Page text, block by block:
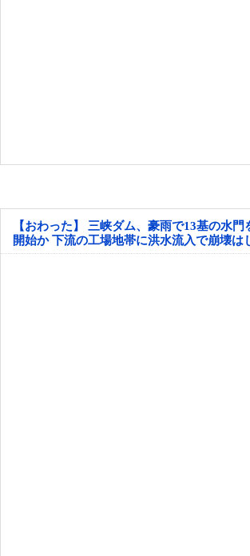
【おわった】 三峡ダム、豪雨で13基の水
開始か 下流の工場地帯に洪水流入で崩壊は